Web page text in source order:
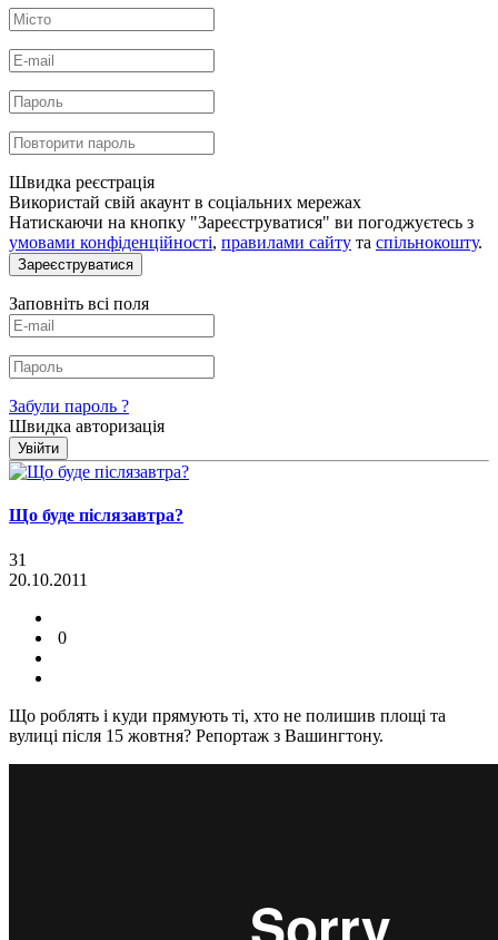
Швидка реєстрація
Використай свій акаунт в соціальних мережах
Натискаючи на кнопку "Зареєструватися" ви погоджуєтесь з
умовами конфіденційності, правилами сайту та спільнокошту.
Зареєструватися
Заповніть всі поля
Забули пароль ?
Швидка авторизація
Увійти
Що буде післязавтра?
31
20.10.2011
0
Що роблять і куди прямують ті, хто не полишив площі та
вулиці після 15 жовтня? Репортаж з Вашингтону.